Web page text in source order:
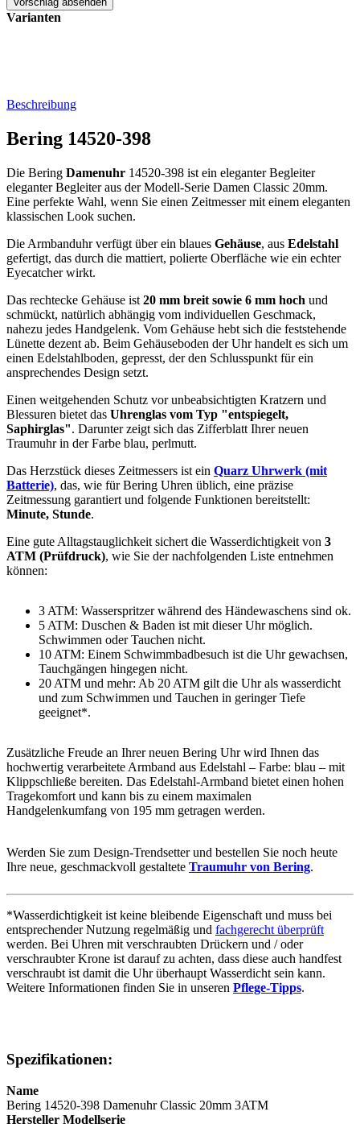
Varianten
Beschreibung
Bering 14520-398
Die Bering Damenuhr 14520-398 ist ein eleganter Begleiter
eleganter Begleiter aus der Modell-Serie Damen Classic 20mm.
Eine perfekte Wahl, wenn Sie einen Zeitmesser mit einem eleganten
klassischen Look suchen.
Die Armbanduhr verfügt über ein blaues Gehäuse, aus Edelstahl
gefertigt, das durch die mattiert, polierte Oberfläche wie ein echter
Eyecatcher wirkt.
Das rechtecke Gehäuse ist 20 mm breit sowie 6 mm hoch und
schmückt, natürlich abhängig vom individuellen Geschmack,
nahezu jedes Handgelenk. Vom Gehäuse hebt sich die feststehende
Lünette dezent ab. Beim Gehäuseboden der Uhr handelt es sich um
einen Edelstahlboden, gepresst, der den Schlusspunkt für ein
ansprechendes Design setzt.
Einen weitgehenden Schutz vor unbeabsichtigten Kratzern und
Blessuren bietet das Uhrenglas vom Typ "entspiegelt,
Saphirglas". Darunter zeigt sich das Zifferblatt Ihrer neuen
Traumuhr in der Farbe blau, perlmutt.
Das Herzstück dieses Zeitmessers ist ein Quarz Uhrwerk (mit
Batterie), das, wie für Bering Uhren üblich, eine präzise
Zeitmessung garantiert und folgende Funktionen bereitstellt:
Minute, Stunde.
Eine gute Alltagstauglichkeit sichert die Wasserdichtigkeit von 3
ATM (Prüfdruck), wie Sie der nachfolgenden Liste entnehmen
können:
3 ATM: Wasserspritzer während des Händewaschens sind ok.
5 ATM: Duschen & Baden ist mit dieser Uhr möglich.
Schwimmen oder Tauchen nicht.
10 ATM: Einem Schwimmbadbesuch ist die Uhr gewachsen,
Tauchgängen hingegen nicht.
20 ATM und mehr: Ab 20 ATM gilt die Uhr als wasserdicht
und zum Schwimmen und Tauchen in geringer Tiefe
geeignet*.
Zusätzliche Freude an Ihrer neuen Bering Uhr wird Ihnen das
hochwertig verarbeitete Armband aus Edelstahl – Farbe: blau – mit
Klippschließe bereiten. Das Edelstahl-Armband bietet einen hohen
Tragekomfort und kann bis zu einem maximalen
Handgelenkumfang von 195 mm getragen werden.
Werden Sie zum Design-Trendsetter und bestellen Sie noch heute
Ihre neue, geschmackvoll gestaltete Traumuhr von Bering.
*Wasserdichtigkeit ist keine bleibende Eigenschaft und muss bei
entsprechender Nutzung regelmäßig und fachgerecht überprüft
werden. Bei Uhren mit verschraubten Drückern und / oder
verschraubter Krone ist darauf zu achten, dass diese auch handfest
verschraubt ist damit die Uhr überhaupt Wasserdicht sein kann.
Weitere Informationen finden Sie in unseren Pflege-Tipps.
Spezifikationen:
Name
Bering 14520-398 Damenuhr Classic 20mm 3ATM
Hersteller Modellserie